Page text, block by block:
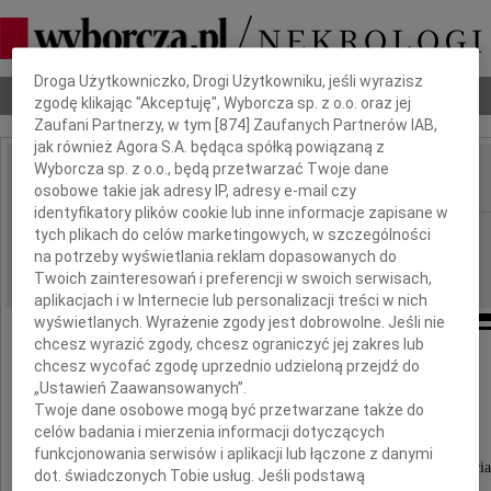
Nekrologi Odeszli Poradnik pogrzebowy
IMIĘ I NAZWISKO:
REGION: Warszawa
DATA EMISJI: 13.05.2026
Pani
Marcie Ambroziak
wyrazy głębokiego współczucia i słowa wsparcia
Dbamy o Twoją prywatność
Droga Użytkowniczko, Drogi Użytkowniku, jeśli wyrazisz
zgodę klikając "Akceptuję", Wyborcza sp. z o.o. oraz jej
Zaufani Partnerzy, w tym [874 ] Zaufanych Partnerów IAB,
jak również Agora S.A. będąca spółką powiązaną z
Wyborcza sp. z o.o., będą przetwarzać Twoje dane
osobowe takie jak adresy IP, adresy e-mail czy
identyfikatory plików cookie lub inne informacje zapisane w
tych plikach do celów marketingowych, w szczególności
na potrzeby wyświetlania reklam dopasowanych do
Twoich zainteresowań i preferencji w swoich serwisach,
aplikacjach i w Internecie lub personalizacji treści w nich
wyświetlanych. Wyrażenie zgody jest dobrowolne. Jeśli nie
chcesz wyrazić zgody, chcesz ograniczyć jej zakres lub
chcesz wycofać zgodę uprzednio udzieloną przejdź do
„Ustawień Zaawansowanych”.
Twoje dane osobowe mogą być przetwarzane także do
celów badania i mierzenia informacji dotyczących
funkcjonowania serwisów i aplikacji lub łączone z danymi
dot. świadczonych Tobie usług. Jeśli podstawą